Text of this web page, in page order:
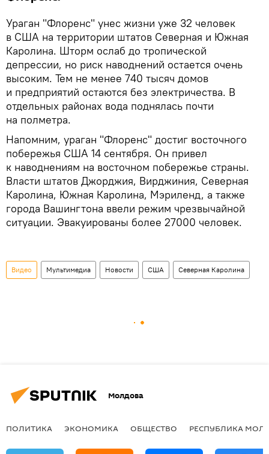
Ураган "Флоренс" унес жизни уже 32 человек
в США на территории штатов Северная и Южная
Каролина. Шторм ослаб до тропической
депрессии, но риск наводнений остается очень
высоким. Тем не менее 740 тысяч домов
и предприятий остаются без электричества. В
отдельных районах вода поднялась почти
на полметра.
Напомним, ураган "Флоренс" достиг восточного
побережья США 14 сентября. Он привел
к наводнениям на восточном побережье страны.
Власти штатов Джорджия, Вирджиния, Северная
Каролина, Южная Каролина, Мэриленд, а также
города Вашингтона ввели режим чрезвычайной
ситуации. Эвакуированы более 27000 человек.
Видео Мультимедиа Новости США Северная Каролина
Молдова
ПОЛИТИКА ЭКОНОМИКА ОБЩЕСТВО РЕСПУБЛИКА